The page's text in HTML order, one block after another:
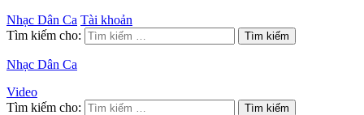
Nhạc Dân Ca Tài khoản
Tìm kiếm cho:
Nhạc Dân Ca
Video
Tìm kiếm cho: